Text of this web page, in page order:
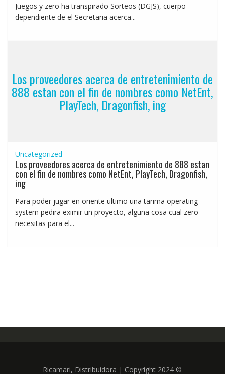
Juegos y zero ha transpirado Sorteos (DGJS), cuerpo
dependiente de el Secretaria acerca...
Los proveedores acerca de entretenimiento de
888 estan con el fin de nombres como NetEnt,
PlayTech, Dragonfish, ing
Uncategorized
Los proveedores acerca de entretenimiento de 888 estan
con el fin de nombres como NetEnt, PlayTech, Dragonfish,
ing
Para poder jugar en oriente ultimo una tarima operating
system pedira eximir un proyecto, alguna cosa cual zero
necesitas para el...
Ricamari, Distribuidora | Copyright 2024 ©